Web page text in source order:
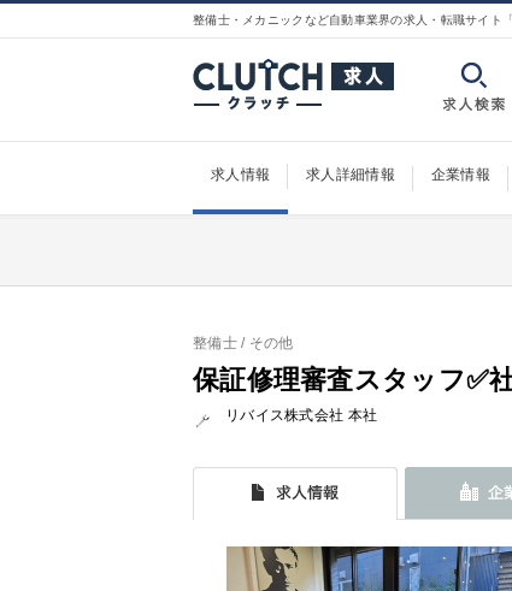
整備士・メカニックなど自動車業界の求人・転職サイト
求人情報 求人詳細情報 企業情報
整備士 / その他
保証修理審査スタッフ✅
リバイス株式会社 本社